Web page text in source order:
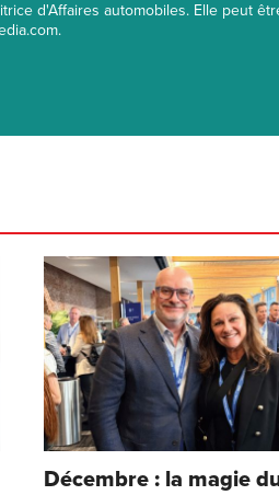
d'Affaires automobiles. Elle peut
Décembre : la magie